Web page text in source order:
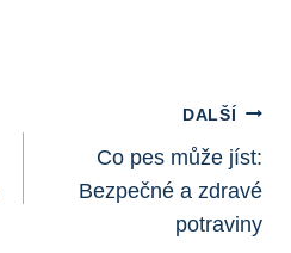
DALŠÍ
Co pes může jíst:
Bezpečné a zdravé
potraviny